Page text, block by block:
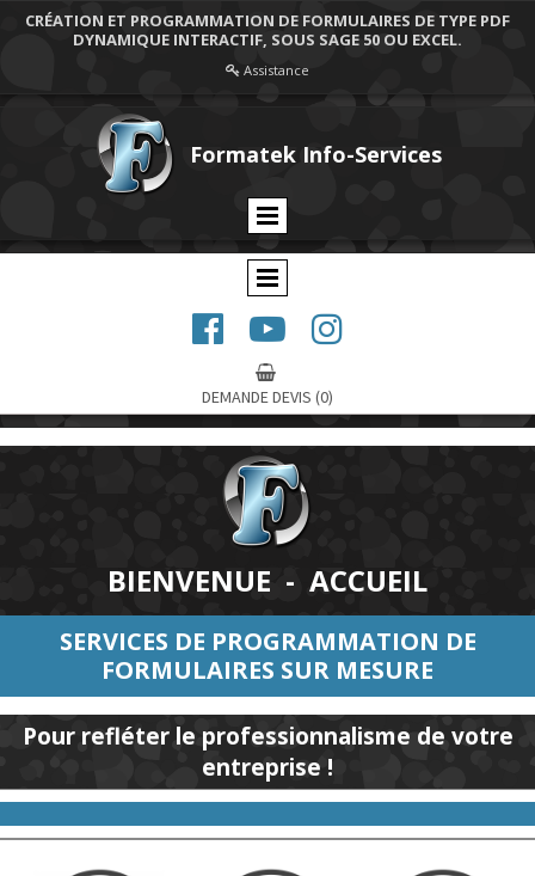
CRÉATION ET PROGRAMMATION DE FORMULAIRES DE TYPE PDF
DYNAMIQUE INTERACTIF, SOUS SAGE 50 OU EXCEL.
Assistance
Formatek Info-Services
  

DEMANDE DEVIS (0)
BIENVENUE - ACCUEIL
SERVICES DE PROGRAMMATION DE
FORMULAIRES SUR MESURE
Pour refléter le professionnalisme de votre
entreprise !